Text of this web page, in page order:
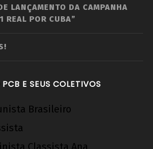
LANÇAMENTO DA CAMPANHA
REAL POR CUBA”
E SEUS COLETIVOS
Brasileiro